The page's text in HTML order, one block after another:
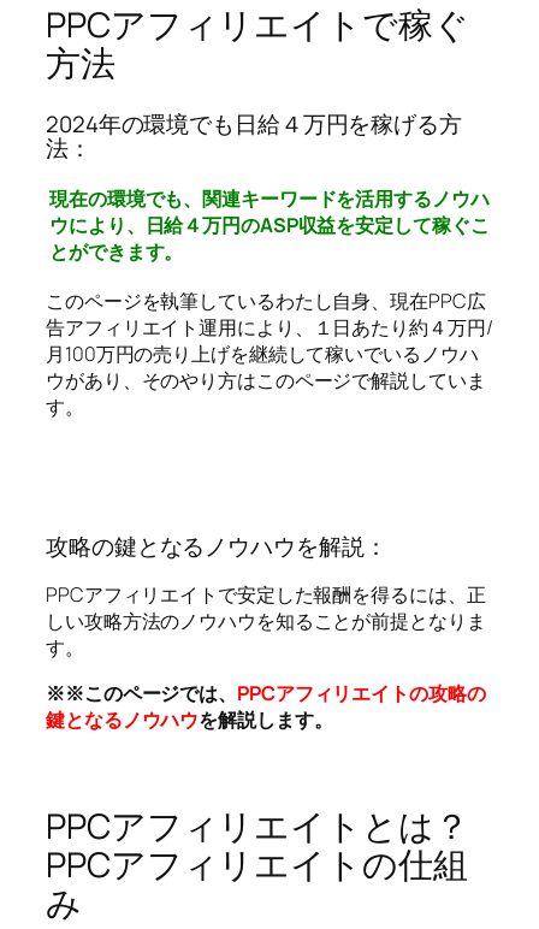
PPCアフィリエイトで稼ぐ
方法
2024年の環境でも日給４万円を稼げる方
法：
現在の環境でも、関連キーワードを活用するノウハ
ウにより、日給４万円のASP収益を安定して稼ぐこ
とができます。
このページを執筆しているわたし自身、現在PPC広
告アフィリエイト運用により、１日あたり約４万円/
月100万円の売り上げを継続して稼いでいるノウハ
ウがあり、そのやり方はこのページで解説していま
す。
攻略の鍵となるノウハウを解説：
PPCアフィリエイトで安定した報酬を得るには、正
しい攻略方法のノウハウを知ることが前提となりま
す。
※※このページでは、 PPCアフィリエイトの攻略の
鍵となるノウハウを解説します。
PPCアフィリエイトとは？
PPCアフィリエイトの仕組
み